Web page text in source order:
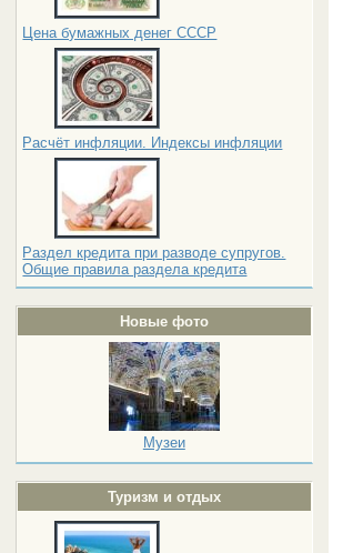
Цена бумажных денег СССР
Расчёт инфляции. Индексы инфляции
Раздел кредита при разводе супругов.
Общие правила раздела кредита
Новые фото
Музеи
Туризм и отдых